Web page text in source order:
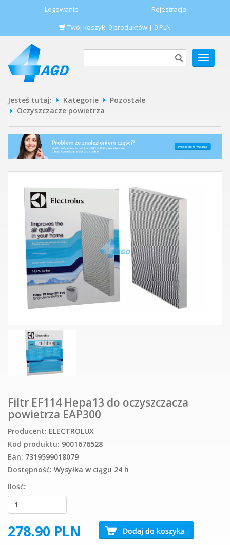
Logowanie
Rejestracja
Twój koszyk: 0 produktów | 0 PLN
POKAŻ
MENU
Jesteś tutaj: Kategorie
Pozostałe
Oczyszczacze powietrza
Filtr EF114 Hepa13 do oczyszczacza
powietrza EAP300
Producent: ELECTROLUX
Kod produktu: 9001676528
Ean: 7319599018079
Dostępność: Wysyłka w ciągu 24 h
Ilość:
278.90 PLN